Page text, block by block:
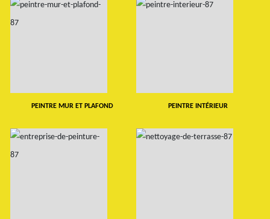
PEINTRE MUR ET PLAFOND PEINTRE INTÉRIEUR